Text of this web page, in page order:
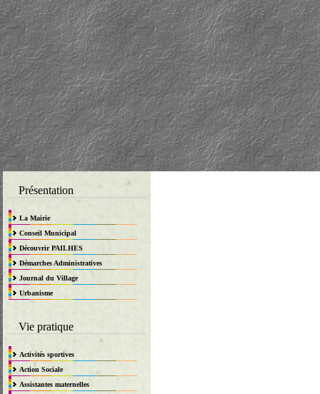
Présentation
La Mairie
Conseil Municipal
Découvrir PAILHES
Démarches Administratives
Journal du Village
Urbanisme
Vie pratique
Activités sportives
Action Sociale
Assistantes maternelles